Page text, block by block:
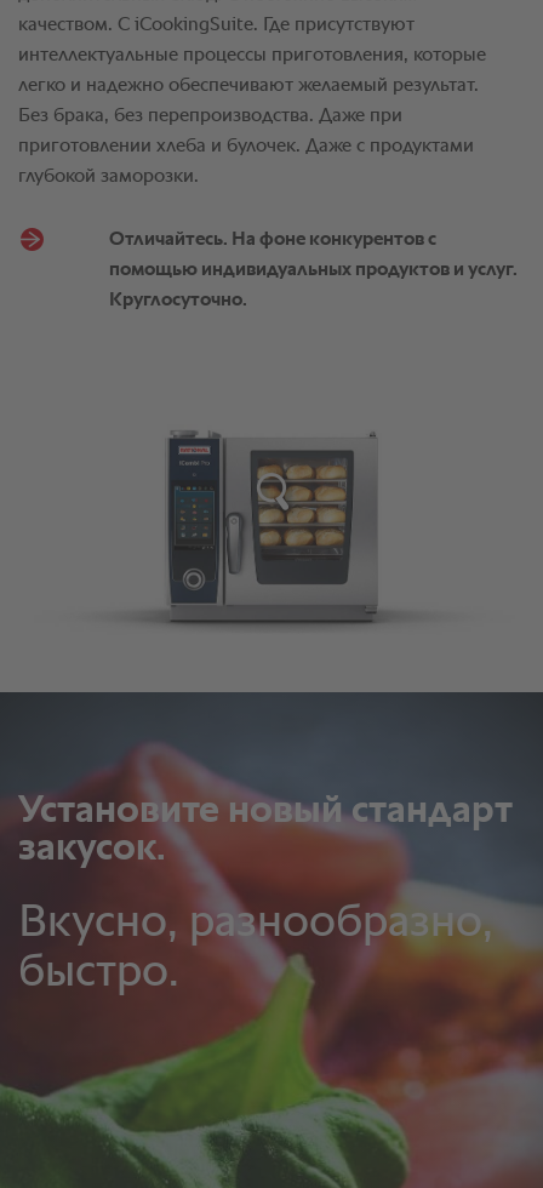
качеством. С iCookingSuite. Где присутствуют
интеллектуальные процессы приготовления, которые
легко и надежно обеспечивают желаемый результат.
Без брака, без перепроизводства. Даже при
приготовлении хлеба и булочек. Даже с продуктами
глубокой заморозки.
Отличайтесь. Hа фоне конкурентов с
помощью индивидуальных продуктов и услуг.
Круглосуточно.